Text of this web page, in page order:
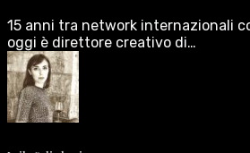
15 anni tra network internazionali
oggi è direttore creativo di…